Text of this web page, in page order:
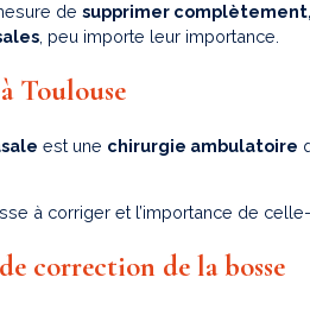
de supprimer
, peu importe leur importance.
Toulouse
est une chirurgie ambulatoire
à corriger et l’importance de celle-
correction de la bosse